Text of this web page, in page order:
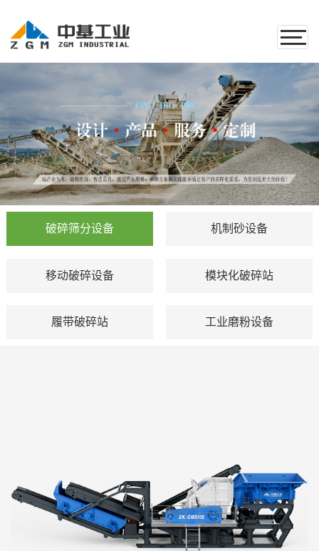
破碎筛分设备 机制砂设备
移动破碎设备 模块化破碎站
履带破碎站 工业磨粉设备